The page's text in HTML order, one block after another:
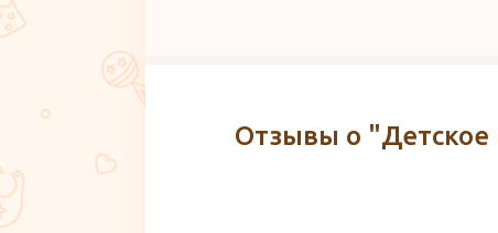
Отзывы о "Детское